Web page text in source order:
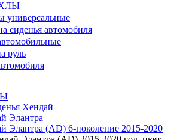
универсальные
сиденья автомобиля
руль
Хендай
Элантра
Элантра (AD) 6-поколение 2015-2020